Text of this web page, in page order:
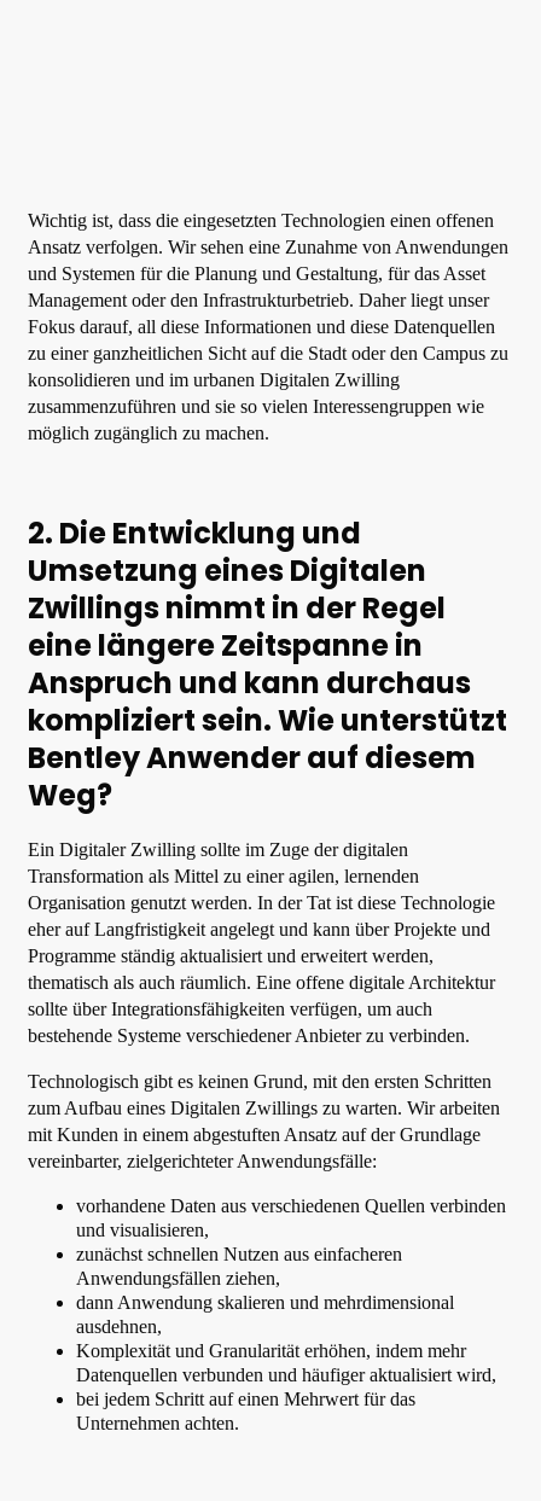
Wichtig ist, dass die eingesetzten Technologien einen offenen
Ansatz verfolgen. Wir sehen eine Zunahme von Anwendungen
und Systemen für die Planung und Gestaltung, für das Asset
Management oder den Infrastrukturbetrieb. Daher liegt unser
Fokus darauf, all diese Informationen und diese Datenquellen
zu einer ganzheitlichen Sicht auf die Stadt oder den Campus zu
konsolidieren und im urbanen Digitalen Zwilling
zusammenzuführen und sie so vielen Interessengruppen wie
möglich zugänglich zu machen.
2. Die Entwicklung und
Umsetzung eines Digitalen
Zwillings nimmt in der Regel
eine längere Zeitspanne in
Anspruch und kann durchaus
kompliziert sein. Wie unterstützt
Bentley Anwender auf diesem
Weg?
Ein Digitaler Zwilling sollte im Zuge der digitalen
Transformation als Mittel zu einer agilen, lernenden
Organisation genutzt werden. In der Tat ist diese Technologie
eher auf Langfristigkeit angelegt und kann über Projekte und
Programme ständig aktualisiert und erweitert werden,
thematisch als auch räumlich. Eine offene digitale Architektur
sollte über Integrationsfähigkeiten verfügen, um auch
bestehende Systeme verschiedener Anbieter zu verbinden.
Technologisch gibt es keinen Grund, mit den ersten Schritten
zum Aufbau eines Digitalen Zwillings zu warten. Wir arbeiten
mit Kunden in einem abgestuften Ansatz auf der Grundlage
vereinbarter, zielgerichteter Anwendungsfälle:
vorhandene Daten aus verschiedenen Quellen verbinden
und visualisieren,
zunächst schnellen Nutzen aus einfacheren
Anwendungsfällen ziehen,
dann Anwendung skalieren und mehrdimensional
ausdehnen,
Komplexität und Granularität erhöhen, indem mehr
Datenquellen verbunden und häufiger aktualisiert wird,
bei jedem Schritt auf einen Mehrwert für das
Unternehmen achten.